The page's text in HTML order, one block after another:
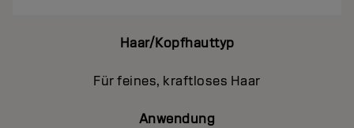
Haar/Kopfhauttyp
Für feines, kraftloses Haar
Anwendung